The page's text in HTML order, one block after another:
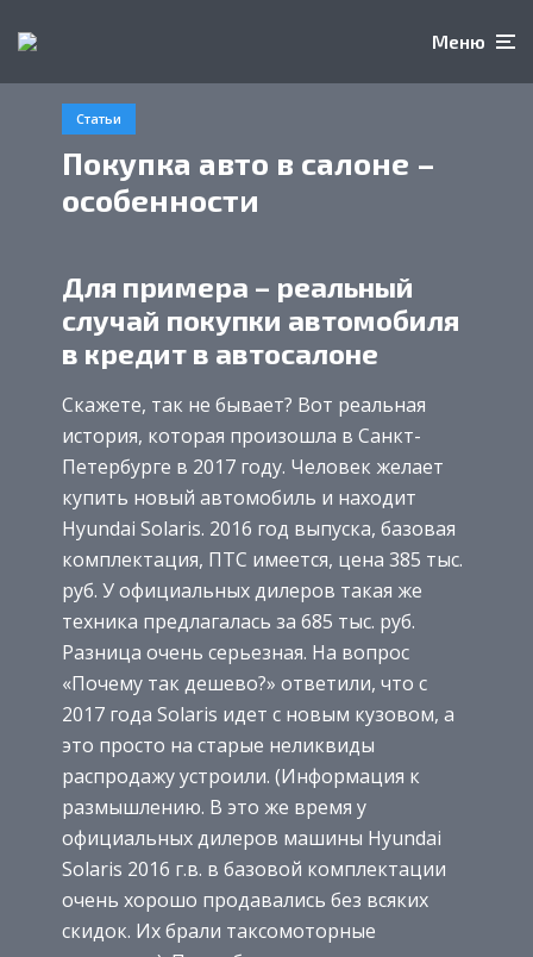
Меню
Статьи
Покупка авто в салоне –
особенности
Для примера – реальный
случай покупки автомобиля
в кредит в автосалоне
Скажете, так не бывает? Вот реальная
история, которая произошла в Санкт-
Петербурге в 2017 году. Человек желает
купить новый автомобиль и находит
Hyundai Solaris. 2016 год выпуска, базовая
комплектация, ПТС имеется, цена 385 тыс.
руб. У официальных дилеров такая же
техника предлагалась за 685 тыс. руб.
Разница очень серьезная. На вопрос
«Почему так дешево?» ответили, что с
2017 года Solaris идет с новым кузовом, а
это просто на старые неликвиды
распродажу устроили. (Информация к
размышлению. В это же время у
официальных дилеров машины Hyundai
Solaris 2016 г.в. в базовой комплектации
очень хорошо продавались без всяких
скидок. Их брали таксомоторные